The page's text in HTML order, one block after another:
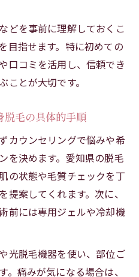
どを事前に理解しておくこ
目指せます。特に初めての
口コミを活用し、信頼でき
ことが大切です。
脱毛の具体的手順
カウンセリングで悩みや希
を決めます。愛知県の脱毛
の状態や毛質チェックを丁
案してくれます。次に、
前には専用ジェルや冷却機
光脱毛機器を使い、部位ご
。痛みが気になる場合は、